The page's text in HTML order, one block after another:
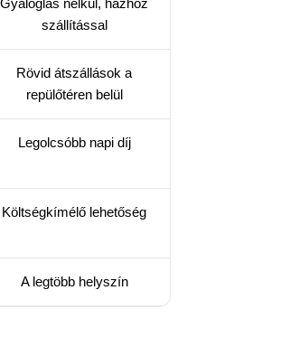
Gyaloglás nélkül, házhoz
szállítással
Rövid átszállások a
repülőtéren belül
Legolcsóbb napi díj
Költségkímélő lehetőség
A legtöbb helyszín